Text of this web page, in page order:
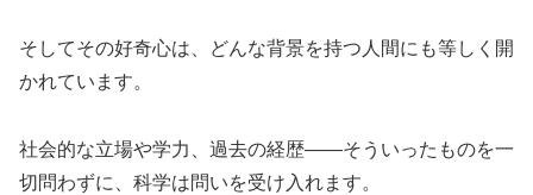
そしてその好奇心は、どんな背景を持つ人間にも等しく開
かれています。
社会的な立場や学力、過去の経歴——そういったものを一
切問わずに、科学は問いを受け入れます。